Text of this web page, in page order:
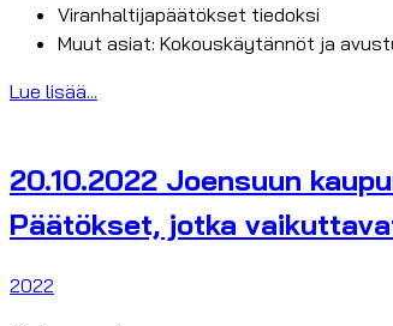
Viranhaltijapäätökset tiedoksi
Muut asiat: Kokouskäytännöt ja
Lue lisää...
20.10.2022 Joensuun
Päätökset, jotka
2022